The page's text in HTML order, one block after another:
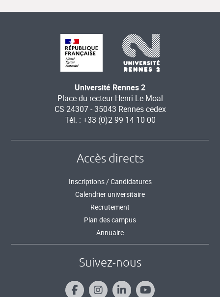
Université Rennes 2
Place du recteur Henri Le Moal
CS 24307 - 35043 Rennes cedex
Tél. : +33 (0)2 99 14 10 00
Accès directs
Inscriptions / Candidatures
Calendrier universitaire
Recrutement
Plan des campus
Annuaire
Suivez-nous